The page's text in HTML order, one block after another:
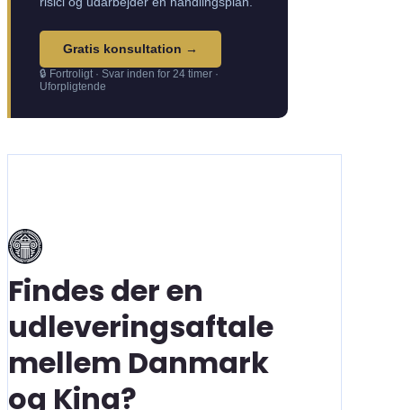
Gratis konsultation →
🔒 Fortroligt · Svar inden for 24 timer ·
Uforpligtende
Findes der en
udleveringsaftale
mellem Danmark
og Kina?